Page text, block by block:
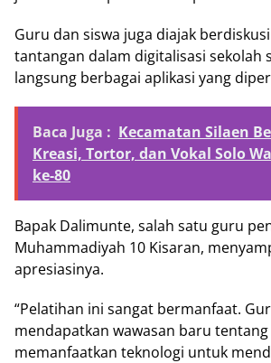
Guru dan siswa juga diajak
tantangan dalam digitalisasi sekolah
langsung berbagai aplikasi yang
Baca Juga : Kecamatan Silaen
Kreasi, Tortor, dan Vokal Solo
ke-80
Bapak Dalimunte, salah satu guru
Muhammadiyah 10 Kisaran,
apresiasinya.
“Pelatihan ini sangat bermanfaat.
mendapatkan wawasan baru
memanfaatkan teknologi untuk